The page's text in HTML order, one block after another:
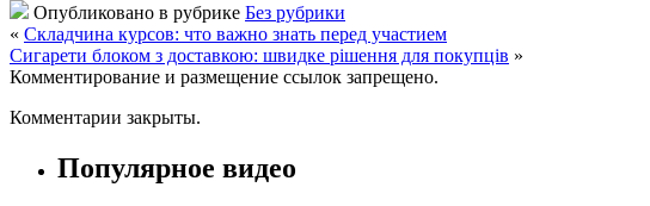
Опубликовано в рубрике Без рубрики
« Складчина курсов: что важно знать перед участием
Сигарети блоком з доставкою: швидке рішення для покупців »
Комментирование и размещение ссылок запрещено.
Комментарии закрыты.
Популярное видео